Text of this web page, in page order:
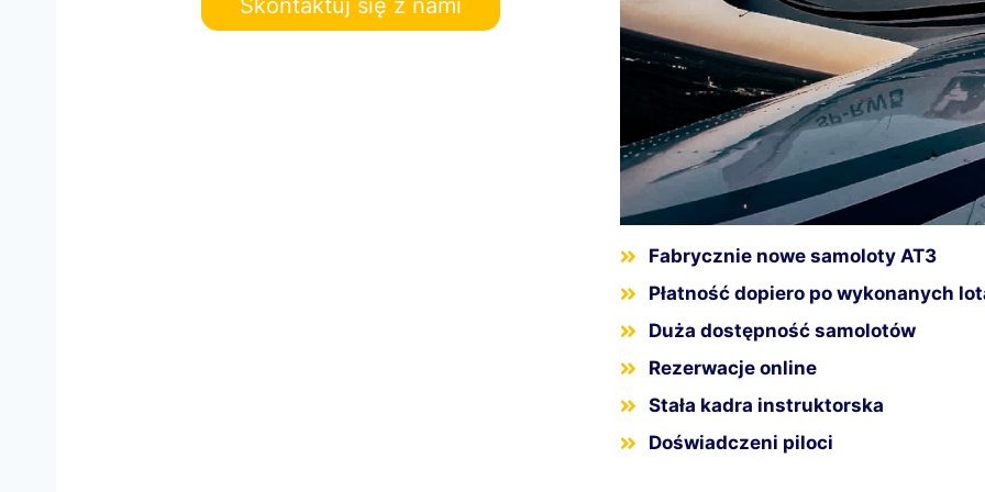
Fabrycznie nowe samoloty AT3
Płatność dopiero po wykonanych
Duża dostępność samolotów
Rezerwacje online
Stała kadra instruktorska
Doświadczeni piloci